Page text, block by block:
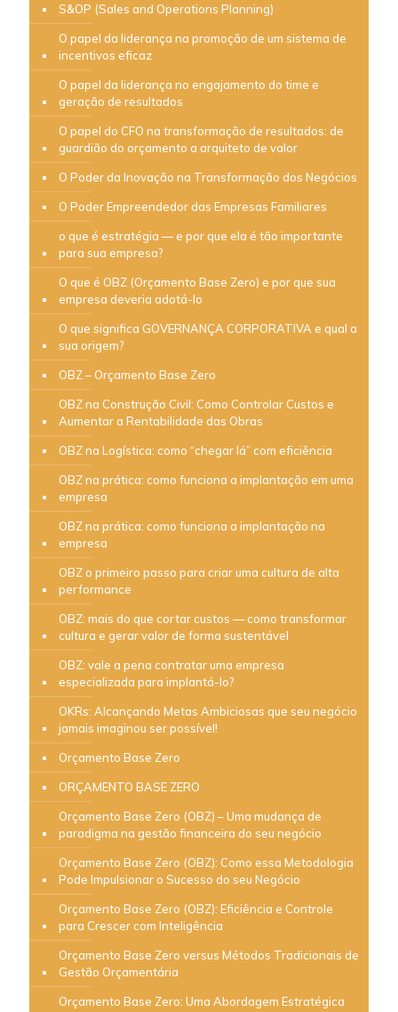
S&OP (Sales and Operations Planning)
O papel da liderança na promoção de um sistema de
incentivos eficaz
O papel da liderança no engajamento do time e
geração de resultados
O papel do CFO na transformação de resultados: de
guardião do orçamento a arquiteto de valor
O Poder da Inovação na Transformação dos Negócios
O Poder Empreendedor das Empresas Familiares
o que é estratégia — e por que ela é tão importante
para sua empresa?
O que é OBZ (Orçamento Base Zero) e por que sua
empresa deveria adotá-lo
O que significa GOVERNANÇA CORPORATIVA e qual a
sua origem?
OBZ – Orçamento Base Zero
OBZ na Construção Civil: Como Controlar Custos e
Aumentar a Rentabilidade das Obras
OBZ na Logística: como “chegar lá” com eficiência
OBZ na prática: como funciona a implantação em uma
empresa
OBZ na prática: como funciona a implantação na
empresa
OBZ o primeiro passo para criar uma cultura de alta
performance
OBZ: mais do que cortar custos — como transformar
cultura e gerar valor de forma sustentável
OBZ: vale a pena contratar uma empresa
especializada para implantá-lo?
OKRs: Alcançando Metas Ambiciosas que seu negócio
jamais imaginou ser possível!
Orçamento Base Zero
ORÇAMENTO BASE ZERO
Orçamento Base Zero (OBZ) – Uma mudança de
paradigma na gestão financeira do seu negócio
Orçamento Base Zero (OBZ): Como essa Metodologia
Pode Impulsionar o Sucesso do seu Negócio
Orçamento Base Zero (OBZ): Eficiência e Controle
para Crescer com Inteligência
Orçamento Base Zero versus Métodos Tradicionais de
Gestão Orçamentária
Orçamento Base Zero: Uma Abordagem Estratégica